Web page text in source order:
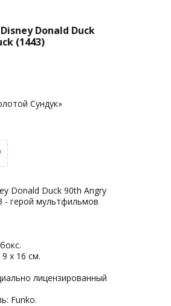
Donald Duck
(1443)
Сундук»
Donald Duck 90th Angry
- герой мультфильмов
х 16 см.
лицензированный
Funko.